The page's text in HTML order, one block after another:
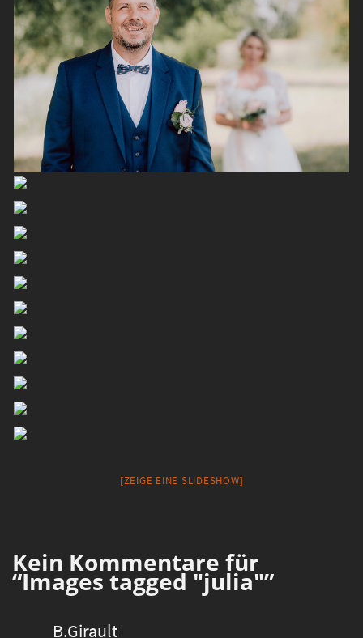
[ZEIGE EINE SLIDESHOW]
Kein Kommentare für
“Images tagged "julia"”
B.Girault